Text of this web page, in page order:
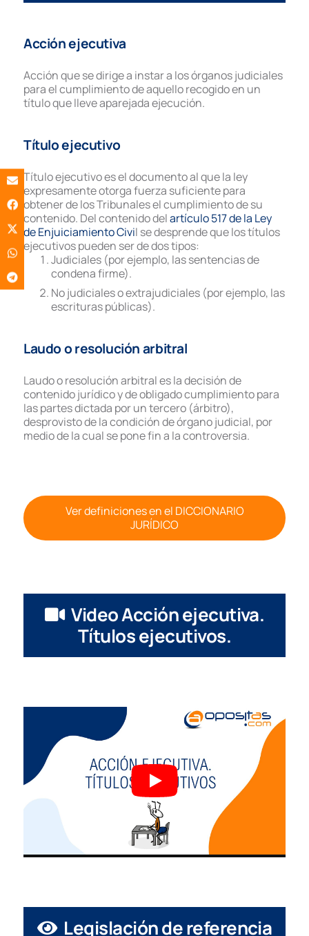
Acción ejecutiva
Acción que se dirige a instar a los órganos judiciales
para el cumplimiento de aquello recogido en un
título que lleve aparejada ejecución.
Título ejecutivo
Título ejecutivo es el documento al que la ley
expresamente otorga fuerza suficiente para
obtener de los Tribunales el cumplimiento de su
contenido. Del contenido delartículo 517 de la Ley
de Enjuiciamiento Civil se desprende que los títulos
ejecutivos pueden ser de dos tipos:
Judiciales (por ejemplo, las sentencias de
condena firme).
No judiciales o extrajudiciales (por ejemplo, las
escrituras públicas).
Laudo o resolución arbitral
Laudo o resolución arbitral es la decisión de
contenido jurídico y de obligado cumplimiento para
las partes dictada por un tercero (árbitro),
desprovisto de la condición de órgano judicial, por
medio de la cual se pone fin a la controversia.
Ver definiciones en el DICCIONARIO
JURÍDICO
Video Acción ejecutiva.
Títulos ejecutivos.
Legislación de referencia